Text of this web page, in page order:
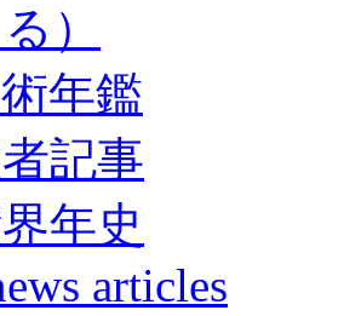
）
年鑑
記事
年史
articles